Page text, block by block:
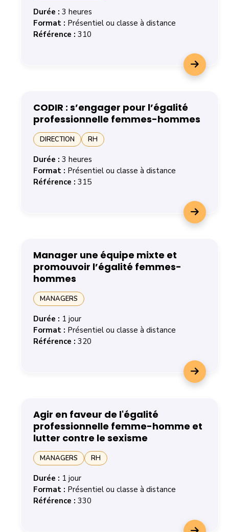
Durée : 3 heures
Format : Présentiel ou classe à distance
Référence : 310
CODIR : s’engager pour l’égalité
professionnelle femmes-hommes
DIRECTION RH
Durée : 3 heures
Format : Présentiel ou classe à distance
Référence : 315
Manager une équipe mixte et
promouvoir l’égalité femmes-
hommes
MANAGERS
Durée : 1 jour
Format : Présentiel ou classe à distance
Référence : 320
Agir en faveur de l'égalité
professionnelle femme-homme et
lutter contre le sexisme
MANAGERS RH
Durée : 1 jour
Format : Présentiel ou classe à distance
Référence : 330